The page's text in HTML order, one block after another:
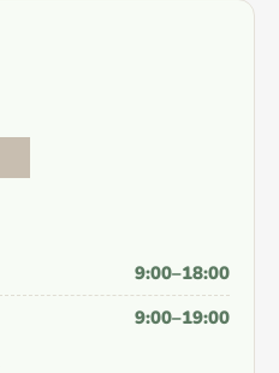
9:00–18:00
9:00–19:00